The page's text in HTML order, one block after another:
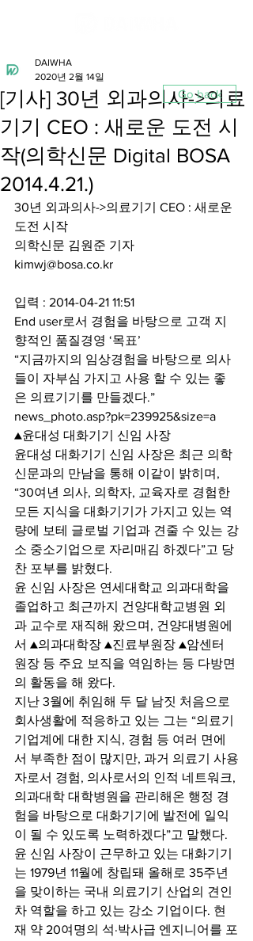
[기사] 30년 외과의사->의료
기기 CEO : 새로운 도전 시
작(의학신문 Digital BOSA
2014.4.21.)
DAIWHA
2020년 2월 14일
30년 외과의사->의료기기 CEO : 새로운
도전 시작
의학신문 김원준 기자
kimwj@bosa.co.kr
입력 : 2014-04-21 11:51
End user로서 경험을 바탕으로 고객 지
향적인 품질경영 ‘목표’
“지금까지의 임상경험을 바탕으로 의사
들이 자부심 가지고 사용 할 수 있는 좋
은 의료기기를 만들겠다.”
news_photo.asp?pk=239925&size=a
▲윤대성 대화기기 신임 사장
윤대성 대화기기 신임 사장은 최근 의학
신문과의 만남을 통해 이같이 밝히며,
“30여년 의사, 의학자, 교육자로 경험한
모든 지식을 대화기기가 가지고 있는 역
량에 보테 글로벌 기업과 견줄 수 있는 강
소 중소기업으로 자리매김 하겠다”고 당
찬 포부를 밝혔다.
윤 신임 사장은 연세대학교 의과대학을
졸업하고 최근까지 건양대학교병원 외
과 교수로 재직해 왔으며, 건양대병원에
서 ▲의과대학장 ▲진료부원장 ▲암센터
원장 등 주요 보직을 역임하는 등 다방면
의 활동을 해 왔다.
지난 3월에 취임해 두 달 남짓 처음으로
회사생활에 적응하고 있는 그는 “의료기
기업계에 대한 지식, 경험 등 여러 면에
서 부족한 점이 많지만, 과거 의료기 사용
자로서 경험, 의사로서의 인적 네트워크,
의과대학 대학병원을 관리해온 행정 경
험을 바탕으로 대화기기에 발전에 일익
이 될 수 있도록 노력하겠다”고 말했다.
윤 신임 사장이 근무하고 있는 대화기기
는 1979년 11월에 창립돼 올해로 35주년
을 맞이하는 국내 의료기기 산업의 견인
차 역할을 하고 있는 강소 기업이다. 현
재 약 20여명의 석·박사급 엔지니어를 포
Go back